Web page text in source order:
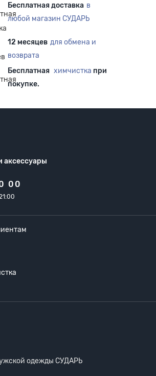
Бесплатная доставка в
любой магазин СУДАРЬ
12 месяцев для обмена и
возврата
Бесплатная химчистка при
покупке.
аксессуары
00
одежды СУДАРЬ